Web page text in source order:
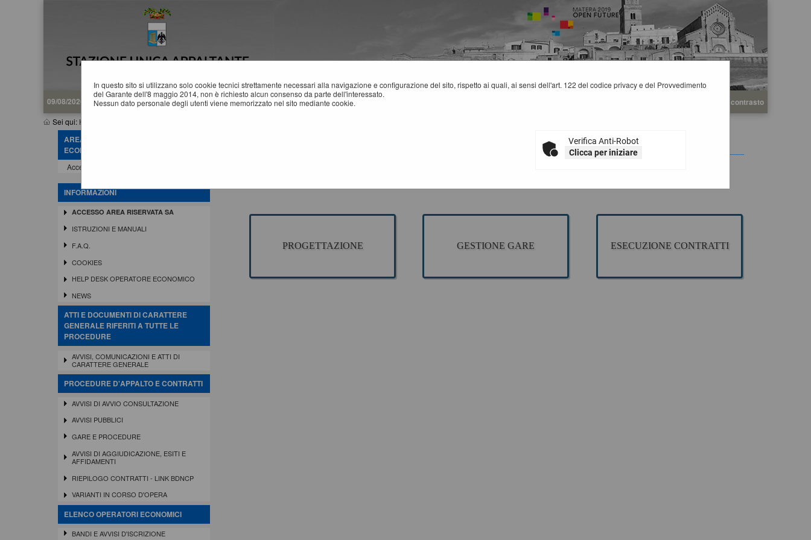
09/08/2026 13:54 Alto contrasto
Sei qui: Home
In questo sito si utilizzano solo cookie tecnici strettamente necessari alla navigazione e configurazione del sito, rispetto ai quali, ai sensi dell'art. 122 del codice privacy e del Provvedimento
del Garante dell'8 maggio 2014, non è richiesto alcun consenso da parte dell'interessato.
Nessun dato personale degli utenti viene memorizzato nel sito mediante cookie.
Verifica Anti-Robot
Clicca per iniziare
AREA RISERVATA OPERATORE
ECONOMICO
Accedi - Registrati
INFORMAZIONI
ACCESSO AREA RISERVATA SA
ISTRUZIONI E MANUALI
F.A.Q.
COOKIES
HELP DESK OPERATORE ECONOMICO
NEWS
ATTI E DOCUMENTI DI CARATTERE
GENERALE RIFERITI A TUTTE LE
PROCEDURE
AVVISI, COMUNICAZIONI E ATTI DI
CARATTERE GENERALE
PROCEDURE D'APPALTO E CONTRATTI
AVVISI DI AVVIO CONSULTAZIONE
AVVISI PUBBLICI
GARE E PROCEDURE
AVVISI DI AGGIUDICAZIONE, ESITI E
AFFIDAMENTI
RIEPILOGO CONTRATTI - LINK BDNCP
VARIANTI IN CORSO D'OPERA
ELENCO OPERATORI ECONOMICI
BANDI E AVVISI D'ISCRIZIONE
PROGETTAZIONE GESTIONE GARE ESECUZIONE CONTRATTI